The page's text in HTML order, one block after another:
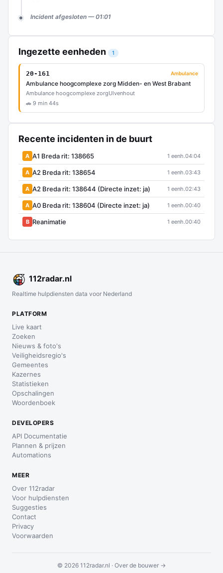
Incident afgesloten — 01:01
Ingezette eenheden 1
20-161 Ambulance
Ambulance hoogcomplexe zorg Midden- en West Brabant
Ambulance hoogcomplexe zorgUlvenhout
🚗 9 min 44s
Recente incidenten in de buurt
A A1 Breda rit: 138665 1 eenh.04:04
A A2 Breda rit: 138654 1 eenh.03:43
A A2 Breda rit: 138644 (Directe inzet: ja) 1 eenh.02:43
A A0 Breda rit: 138604 (Directe inzet: ja) 1 eenh.00:40
B Reanimatie 1 eenh.00:40
112radar.nl
Realtime hulpdiensten data voor Nederland
PLATFORM
Live kaart
Zoeken
Nieuws & foto's
Veiligheidsregio's
Gemeentes
Kazernes
Statistieken
Opschalingen
Woordenboek
DEVELOPERS
API Documentatie
Plannen & prijzen
Automations
MEER
Over 112radar
Voor hulpdiensten
Suggesties
Contact
Privacy
Voorwaarden
© 2026 112radar.nl · Over de bouwer →